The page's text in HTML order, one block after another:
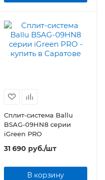
Сплит-система Ballu
BSAG-09HN8 серии
iGreen PRO
31 690 руб./шт
В корзину